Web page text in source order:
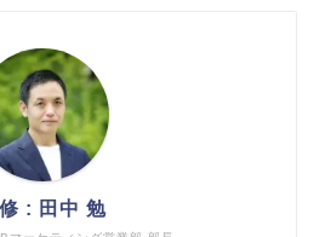
: 田中 勉